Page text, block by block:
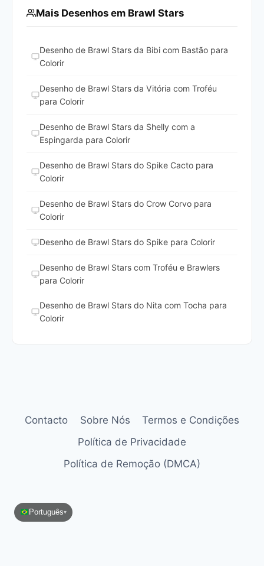
Mais Desenhos em Brawl Stars
Desenho de Brawl Stars da Bibi com Bastão para
Colorir
Desenho de Brawl Stars da Vitória com Troféu
para Colorir
Desenho de Brawl Stars da Shelly com a
Espingarda para Colorir
Desenho de Brawl Stars do Spike Cacto para
Colorir
Desenho de Brawl Stars do Crow Corvo para
Colorir
Desenho de Brawl Stars do Spike para Colorir
Desenho de Brawl Stars com Troféu e Brawlers
para Colorir
Desenho de Brawl Stars do Nita com Tocha para
Colorir
Contacto Sobre Nós
Termos e Condições
Política de Privacidade
Política de Remoção (DMCA)
Português▾